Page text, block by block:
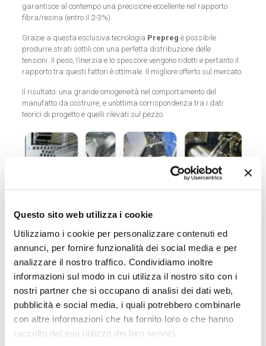
Questo sito web utilizza i cookie
Utilizziamo i cookie per personalizzare contenuti ed
annunci, per fornire funzionalità dei social media e per
analizzare il nostro traffico. Condividiamo inoltre
informazioni sul modo in cui utilizza il nostro sito con i
nostri partner che si occupano di analisi dei dati web,
pubblicità e social media, i quali potrebbero combinarle
con altre informazioni che ha fornito loro o che hanno
raccolto dal suo utilizzo dei loro servizi.
garantisce al contempo una precisione eccellente nel rapporto
fibra/resina (entro il 2-3%).
Grazie a questa esclusiva tecnologia Prepreg è possibile
produrre strati sottili con una perfetta distribuzione delle
tensioni. Il peso, l’inerzia e lo spessore vengono ridotti e pertanto il
rapporto tra questi fattori è ottimale. Il migliore offerto sul mercato.
Il risultato: una grande omogeneità nel comportamento del
manufatto da costruire, e un’ottima corrispondenza tra i dati
teorici di progetto e quelli rilevati sul pezzo.
Sheet wrapping, processo di avvolgimento
preimpregnato di fibra di carbonio viene tagliato in fogli. Le pezze
uno stampo, componendo i successivi strati di avvolgimento
previsti.
unidirezionale consente di
applicare le fibre in varie
direzioni in modo da
massimizzarne l’efficienza
polimerizzazione in autoclave,